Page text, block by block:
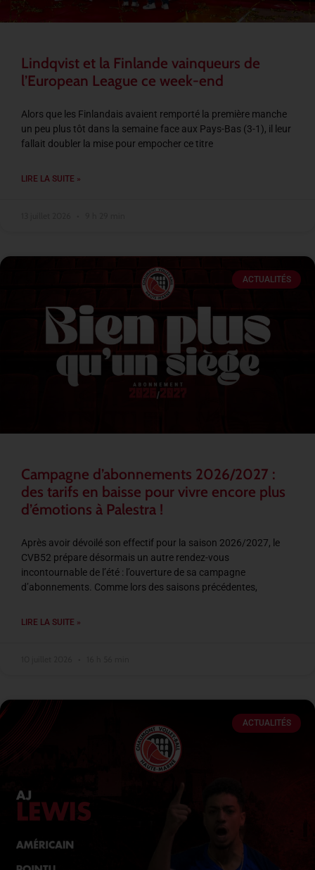
Lindqvist et la Finlande vainqueurs de
l’European League ce week-end
Alors que les Finlandais avaient remporté la première manche
un peu plus tôt dans la semaine face aux Pays-Bas (3-1), il leur
fallait doubler la mise pour empocher ce titre
LIRE LA SUITE »
ACTUALITÉS
Campagne d’abonnements 2026/2027 :
des tarifs en baisse pour vivre encore plus
d’émotions à Palestra !
Après avoir dévoilé son effectif pour la saison 2026/2027, le
CVB52 prépare désormais un autre rendez-vous
incontournable de l’été : l’ouverture de sa campagne
d’abonnements. Comme lors des saisons précédentes,
LIRE LA SUITE »
ACTUALITÉS